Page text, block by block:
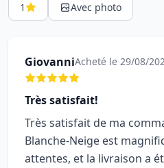
1
Avec photo
GiovanniAcheté le 29/08/
Très satisfait!
Très satisfait de ma
Blanche-Neige est
attentes, et la livraison a